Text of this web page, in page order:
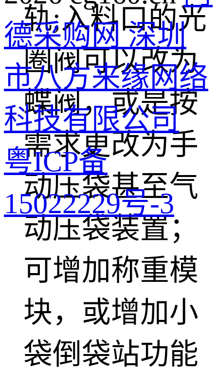
轨;入料口的光
圈阀可以改为
蝶阀，或是按
需求更改为手
动压袋甚至气
动压袋装置；
可增加称重模
块，或增加小
袋倒袋站功能
德采购网 深圳
市八方来缘网络
科技有限公司
粤ICP备
15022229号-3